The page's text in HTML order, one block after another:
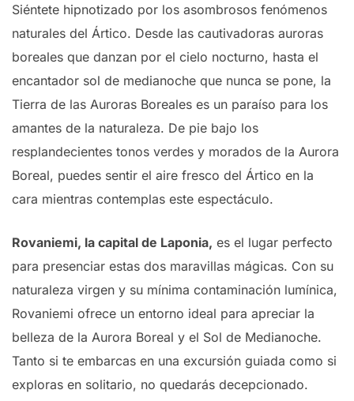
Siéntete hipnotizado por los asombrosos fenómenos
naturales del Ártico. Desde las cautivadoras auroras
boreales que danzan por el cielo nocturno, hasta el
encantador sol de medianoche que nunca se pone, la
Tierra de las Auroras Boreales es un paraíso para los
amantes de la naturaleza. De pie bajo los
resplandecientes tonos verdes y morados de la Aurora
Boreal, puedes sentir el aire fresco del Ártico en la
cara mientras contemplas este espectáculo.
Rovaniemi, la capital de Laponia, es el lugar perfecto
para presenciar estas dos maravillas mágicas. Con su
naturaleza virgen y su mínima contaminación lumínica,
Rovaniemi ofrece un entorno ideal para apreciar la
belleza de la Aurora Boreal y el Sol de Medianoche.
Tanto si te embarcas en una excursión guiada como si
exploras en solitario, no quedarás decepcionado.